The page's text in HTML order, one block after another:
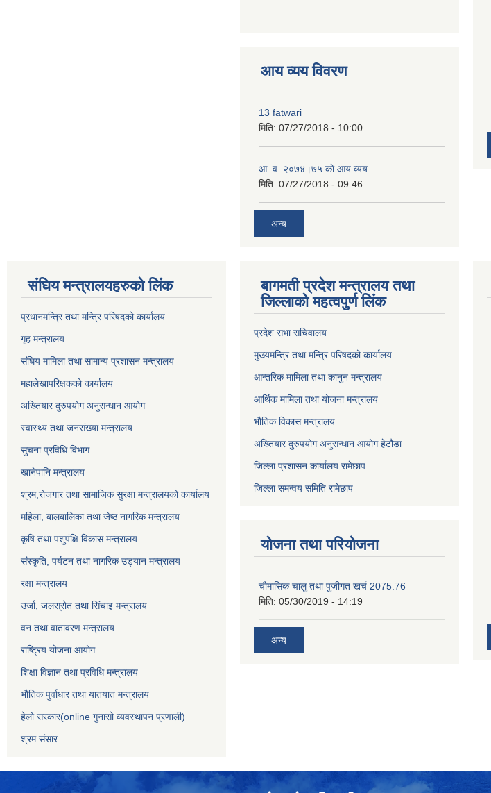
आय व्यय विवरण
13 fatwari
मिति: 07/27/2018 - 10:00
आ‍. व. २०७४।७५ काे आय व्यय
मिति: 07/27/2018 - 09:46
अन्य
संघिय मन्त्र‍ालयहरुको लिंक
प्रधानमन्त्रि तथा मन्त्रि परिषदको कार्यालय
गृह मन्त्रालय
संघिय मामिला तथा सामान्य प्रशासन मन्त्रालय
महालेखापरिक्षकको कार्यालय
अख्तियार दुरुपयोग अनुसन्धान आयोग
स्वास्थ्य तथा जनसंख्या मन्त्रालय
सुचना प्रविधि विभाग
खानेपानि मन्त्रालय
श्रम,रोजगार तथा सामाजिक सुरक्षा मन्त्रालयको कार्यालय
महिला, बालबालिका तथा जेष्ठ नागरिक मन्त्रालय
कृषि तथा पशुपंक्षि विकास मन्त्रालय
संस्कृति, पर्यटन तथा नागरिक उड्‍यान मन्त्रालय
रक्षा मन्त्रालय
उर्जा, जलस्रोत तथा सिंचाइ मन्त्रालय
वन तथा वातावरण मन्त्रालय
राष्ट्रिय योजना आयोग
शिक्षा विज्ञान तथा प्रविधि मन्त्रालय
भौतिक पुर्वाधार तथा यातयात मन्त्रालय
हेलो सरकार(online गुनासो व्यवस्थापन प्रणाली)
श्रम संसार
बागमती प्रदेश मन्त्रालय तथा
जिल्लाको महत्वपुर्ण लिंक
प्रदेश सभा सचिवालय
मुख्यमन्त्रि तथा मन्त्रि परिषदको कार्यालय
आन्तरिक मामिला तथा कानुन मन्त्रालय
आर्थिक मामिला तथा योजना मन्त्रालय
भौतिक विकास मन्त्रालय
अख्तियार दुरुपयोग अनुसन्धान आयोग हेटौडा
जिल्ला प्रशासन कार्यालय रामेछाप
जिल्ला समन्वय समिति रामेछाप
योजना तथा परियोजना
चाैमासिक चालु तथा पुजीगत खर्च 2075.76
मिति: 05/30/2019 - 14:19
अन्य